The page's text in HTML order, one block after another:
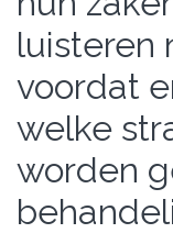
luisteren
voordat
welke
worden